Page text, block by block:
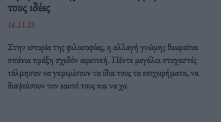
τους ιδέες
16.11.25
Στην ιστορία της φιλοσοφίας, η αλλαγή γνώμης θεωρείται
σπάνια πράξη σχεδόν αιρετική. Πέντε μεγάλοι στοχαστές
τόλμησαν να γκρεμίσουν τα ίδια τους τα επιχειρήματα, να
διαψεύσουν τον εαυτό τους και να χα